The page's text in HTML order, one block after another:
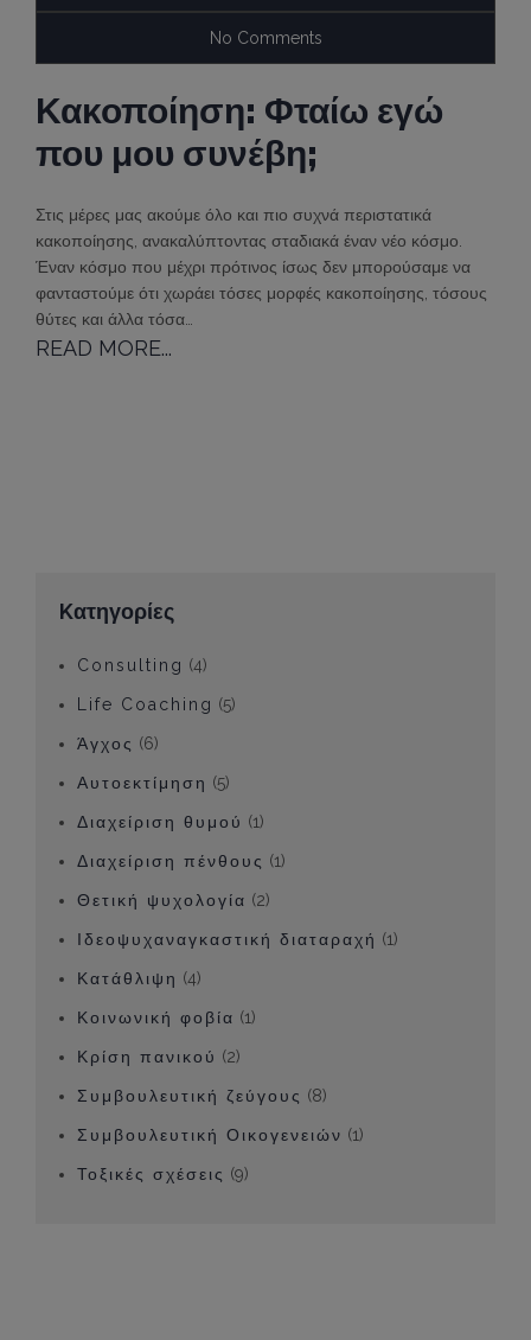
No Comments
Κακοποίηση: Φταίω εγώ
που μου συνέβη;
Στις μέρες μας ακούμε όλο και πιο συχνά περιστατικά
κακοποίησης, ανακαλύπτοντας σταδιακά έναν νέο κόσμο.
Έναν κόσμο που μέχρι πρότινος ίσως δεν μπορούσαμε να
φανταστούμε ότι χωράει τόσες μορφές κακοποίησης, τόσους
θύτες και άλλα τόσα…
READ MORE...
Kατηγορίες
Consulting (4)
Life Coaching (5)
Άγχος (6)
Αυτοεκτίμηση (5)
Διαχείριση θυμού (1)
Διαχείριση πένθους (1)
Θετική ψυχολογία (2)
Ιδεοψυχαναγκαστική διαταραχή (1)
Κατάθλιψη (4)
Κοινωνική φοβία (1)
Κρίση πανικού (2)
Συμβουλευτική ζεύγους (8)
Συμβουλευτική Οικογενειών (1)
Τοξικές σχέσεις (9)